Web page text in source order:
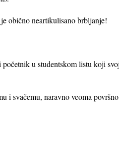
obično neartikulisano brbljanje!
u studentskom listu koji
i svačemu, naravno veoma